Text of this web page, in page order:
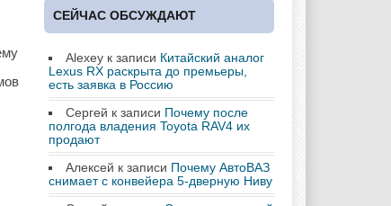
СЕЙЧАС ОБСУЖДАЮТ
Alexey к записи Китайский аналог
Lexus RX раскрыта до премьеры,
есть заявка в Россию
Сергей к записи Почему после
полгода владения Toyota RAV4 их
продают
Алексей к записи Почему АвтоВАЗ
снимает с конвейера 5-дверную Ниву